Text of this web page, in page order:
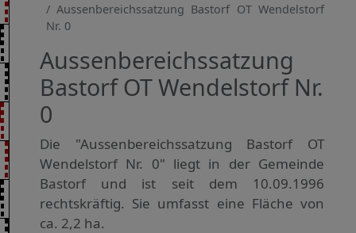
Aussenbereichssatzung Bastorf OT Wendelstorf
Nr. 0
Aussenbereichssatzung
Bastorf OT Wendelstorf Nr.
0
Die "Aussenbereichssatzung Bastorf OT
Wendelstorf Nr. 0" liegt in der Gemeinde
Bastorf und ist seit dem 10.09.1996
rechtskräftig. Sie umfasst eine Fläche von
ca. 2,2 ha.